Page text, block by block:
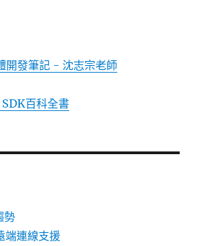
開發筆記 - 沈志宗老師
百科全書
勢
連線支援